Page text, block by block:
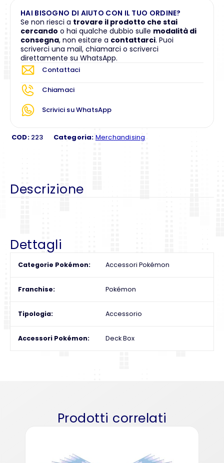
HAI BISOGNO DI AIUTO CON IL TUO ORDINE?
Se non riesci a trovare il prodotto che stai
cercando o hai qualche dubbio sulle modalità di
consegna, non esitare a contattarci. Puoi
scriverci una mail, chiamarci o scriverci
direttamente su WhatsApp.
Contattaci
Chiamaci
Scrivici su WhatsApp
COD: 223 Categoria: Merchandising
Descrizione
Dettagli
Categorie Pokémon Accessori Pokémon
Franchise Pokémon
Tipologia Accessorio
Accessori Pokémon Deck Box
Prodotti correlati